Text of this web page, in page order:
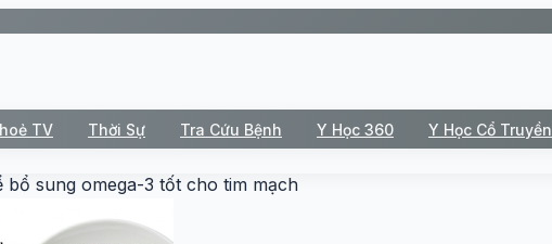
TV Thời Sự Tra Cứu Bệnh Y Học 360 Y Học Cổ Truyền
sung omega-3 tốt cho tim mạch